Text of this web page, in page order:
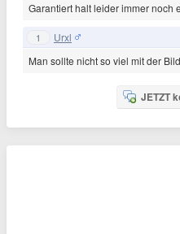
Garantiert halt leider immer noch
1 Urxl
Man sollte nicht so viel mit der
JETZT